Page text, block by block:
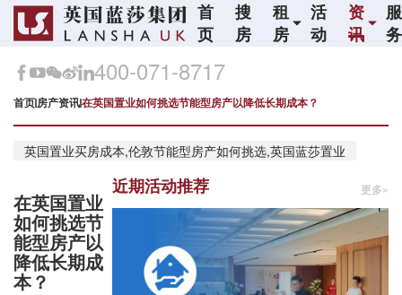
首
页
搜
房
租
房
活
动
资
讯
服
务
400-071-8717
首页房产资讯在英国置业如何挑选节能型房产以降低长期成本？
英国置业买房成本,伦敦节能型房产如何挑选,英国蓝莎置业
在英国置业
如何挑选节
能型房产以
降低长期成
本？
近期活动推荐 更多»